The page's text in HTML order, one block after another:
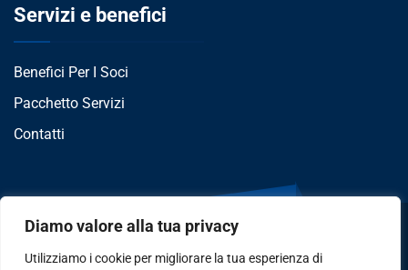
Diamo valore alla tua privacy
Utilizziamo i cookie per migliorare la tua esperienza di
Servizi e benefici
Benefici Per I Soci
Pacchetto Servizi
Contatti